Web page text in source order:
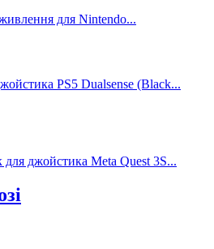
для Nintendo...
PS5 Dualsense (Black...
для джойстика Meta Quest 3S...